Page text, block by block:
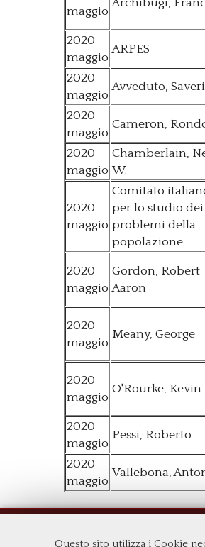
Questo sito utilizza i Cookie
maggio
Archibugi,
2020
maggio
ARPES
2020
maggio
Avveduto,
2020
maggio
Cameron,
2020
maggio
Chamberlain,
W.
2020
maggio
Comitato
per lo studio dei
problemi della
popolazione
2020
maggio
Gordon, Robert
Aaron
2020
maggio
Meany, George
2020
maggio
O'Rourke, Kevin
2020
maggio
Pessi, Roberto
2020
maggio
Vallebona,
Biblioteca di area